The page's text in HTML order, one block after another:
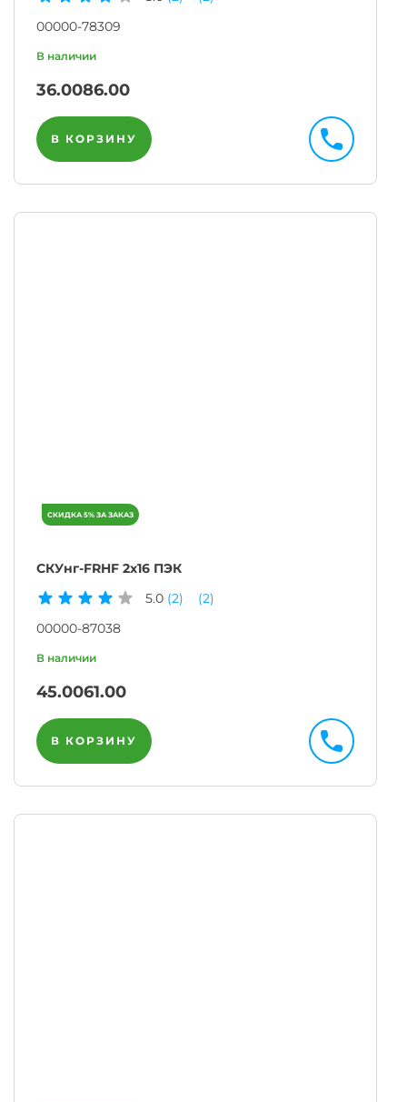
00000-78309
36.0086.00
В КОРЗИНУ
СКУнг-FRHF 2х16 ПЭК
5.0 (2)
(2)
00000-87038
45.0061.00
В КОРЗИНУ